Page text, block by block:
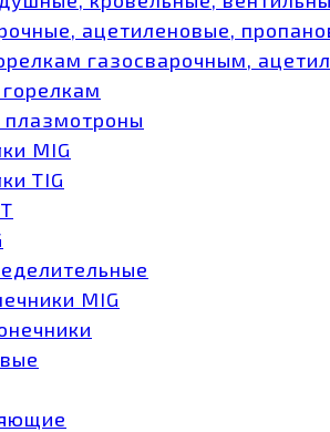
ацетиленовые,
газосварочным,
плазмотроны
MIG
TIG
MIG